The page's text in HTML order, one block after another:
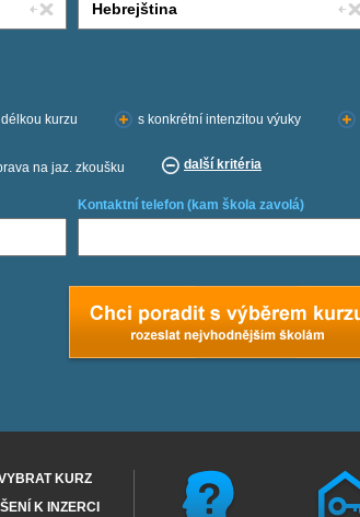
kurzu s konkrétní intenzitou výuky
na jaz. zkoušku další kritéria
Kontaktní telefon (kam škola zavolá)
KURZ
K INZERCI